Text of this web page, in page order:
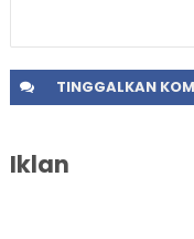
TINGGALKAN
Iklan